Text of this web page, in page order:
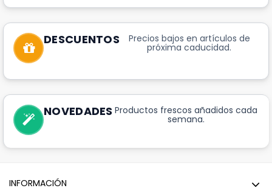
DESCUENTOS Precios bajos en artículos de
próxima caducidad.
NOVEDADES Productos frescos añadidos cada
semana.
INFORMACIÓN